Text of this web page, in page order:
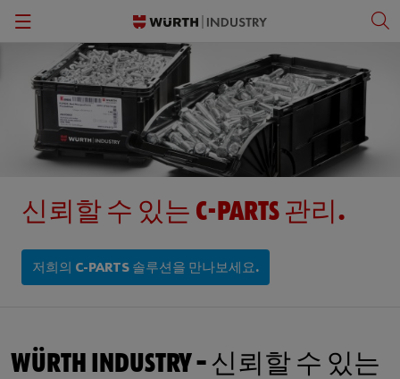
Back
간반 솔루션
품질 관리
ORSY®자판기
C-파트 정보
Back
작업 안전 보호 용품
소형 전기 부품
Back
뷔르트 비즈니스 아카데미
문화
Back
English
신뢰할 수 있는 C-PARTS 관리.
저희의 C-PARTS 솔루션을 만나보세요.
WÜRTH INDUSTRY – 신뢰할 수 있는